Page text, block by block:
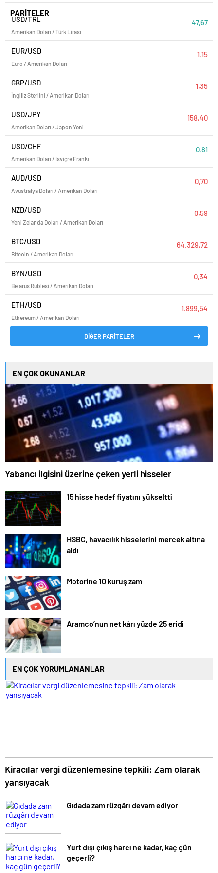
PARİTELER
USD/TRL
Amerikan Doları / Türk Lirası
47,67
EUR/USD
Euro / Amerikan Doları
1,15
GBP/USD
İngiliz Sterlini / Amerikan Doları
1,35
USD/JPY
Amerikan Doları / Japon Yeni
158,40
USD/CHF
Amerikan Doları / İsviçre Frankı
0,81
AUD/USD
Avustralya Doları / Amerikan Doları
0,70
NZD/USD
Yeni Zelanda Doları / Amerikan Doları
0,59
BTC/USD
Bitcoin / Amerikan Doları
64.329,72
BYN/USD
Belarus Rublesi / Amerikan Doları
0,34
ETH/USD
Ethereum / Amerikan Doları
1.899,54
DİĞER PARİTELER
EN ÇOK OKUNANLAR
Yabancı ilgisini üzerine çeken yerli hisseler
15 hisse hedef fiyatını yükseltti
HSBC, havacılık hisselerini mercek altına
aldı
Motorine 10 kuruş zam
Aramco’nun net kârı yüzde 25 eridi
EN ÇOK YORUMLANANLAR
Kiracılar vergi düzenlemesine tepkili: Zam olarak
yansıyacak
Gıdada zam rüzgârı devam ediyor
Yurt dışı çıkış harcı ne kadar, kaç gün
geçerli?